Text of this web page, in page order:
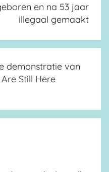
en na 53 jaar
illegaal gemaakt
demonstratie van
Still Here